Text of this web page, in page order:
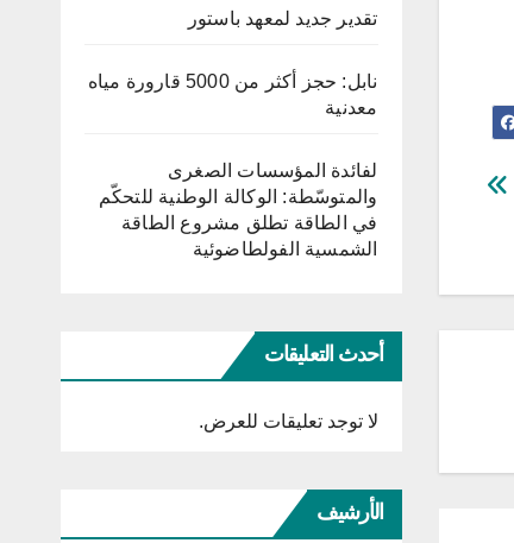
تقدير جديد لمعهد باستور
نابل: حجز أكثر من 5000 قارورة مياه
معدنية
لفائدة المؤسسات الصغرى
والمتوسّطة: الوكالة الوطنية للتحكّم
في الطاقة تطلق مشروع الطاقة
الشمسية الفولطاضوئية
أحدث التعليقات
لا توجد تعليقات للعرض.
الأرشيف